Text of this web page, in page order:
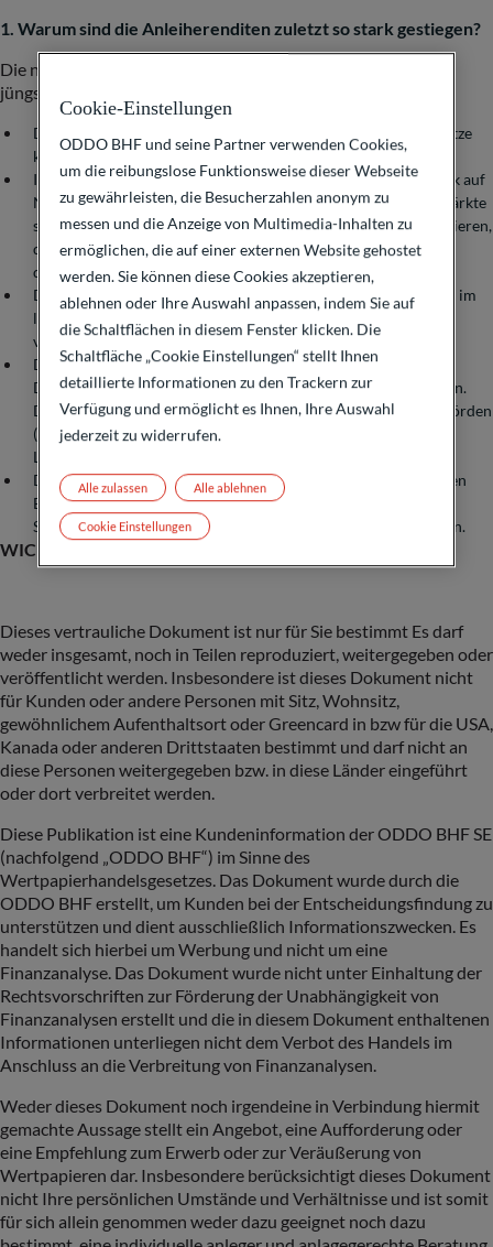
1. Warum sind die Anleiherenditen zuletzt so stark gestiegen?
Die nach unserer Einschätzung wichtigsten Gründe für den
jüngsten Renditeanstieg sind:
Die Notenbanken in den USA und Europa haben die Leitzinssätze
kräftig erhöht.
Insbesondere in den USA fiel die Bremswirkung der Geldpolitik auf
Nachfrage und Beschäftigung bisher gering aus. Die Arbeitsmärkte
sind weiter sehr fest. Die Federal Reserve und die EZB signalisieren,
dass die Leitzinssätze daher „für längere Zeithöher“ bleiben
dürften.
Die Marktteilnehmer erwarten mehrheitlich, dass die Inflation im
langfristigen Durchschnitt höher ausfallen wird als in den
vergangenen Jahren.
Das Angebot an Anleihen steigt infolge der hohen staatlichen
Defizite und des Abbaus der Anleihebestände der Notenbanken.
Die Nachfrage insbesondere der ausländischen Währungsbehörden
(China, Japan) hat sich gleichzeitig aufgrund
Leistungsbilanzüberschüsse verringert.
Die Laufzeitprämie (Ausgleich für die Risiken einer langfristigen
Bereitstellung von Kapital) ist aufgrund der hohen
Staatsverschuldung und vermehrter Haushaltsrisiken gestiegen.
WICHTIGE INFORMATION
Dieses vertrauliche Dokument ist nur für Sie bestimmt Es darf
weder insgesamt, noch in Teilen reproduziert, weitergegeben oder
veröffentlicht werden. Insbesondere ist dieses Dokument nicht
für Kunden oder andere Personen mit Sitz, Wohnsitz,
gewöhnlichem Aufenthaltsort oder Greencard in bzw für die USA,
Kanada oder anderen Drittstaaten bestimmt und darf nicht an
diese Personen weitergegeben bzw. in diese Länder eingeführt
oder dort verbreitet werden.
Diese Publikation ist eine Kundeninformation der ODDO BHF SE
(nachfolgend „ODDO BHF“) im Sinne des
Wertpapierhandelsgesetzes. Das Dokument wurde durch die
ODDO BHF erstellt, um Kunden bei der Entscheidungsfindung zu
unterstützen und dient ausschließlich Informationszwecken. Es
handelt sich hierbei um Werbung und nicht um eine
Finanzanalyse. Das Dokument wurde nicht unter Einhaltung der
Rechtsvorschriften zur Förderung der Unabhängigkeit von
Finanzanalysen erstellt und die in diesem Dokument enthaltenen
Informationen unterliegen nicht dem Verbot des Handels im
Anschluss an die Verbreitung von Finanzanalysen.
Weder dieses Dokument noch irgendeine in Verbindung hiermit
gemachte Aussage stellt ein Angebot, eine Aufforderung oder
eine Empfehlung zum Erwerb oder zur Veräußerung von
Wertpapieren dar. Insbesondere berücksichtigt dieses Dokument
nicht Ihre persönlichen Umstände und Verhältnisse und ist somit
für sich allein genommen weder dazu geeignet noch dazu
Cookie-Einstellungen
ODDO BHF und seine Partner verwenden Cookies,
um die reibungslose Funktionsweise dieser Webseite
zu gewährleisten, die Besucherzahlen anonym zu
messen und die Anzeige von Multimedia-Inhalten zu
ermöglichen, die auf einer externen Website gehostet
werden. Sie können diese Cookies akzeptieren,
ablehnen oder Ihre Auswahl anpassen, indem Sie auf
die Schaltflächen in diesem Fenster klicken. Die
Schaltfläche „Cookie Einstellungen“ stellt Ihnen
detaillierte Informationen zu den Trackern zur
Verfügung und ermöglicht es Ihnen, Ihre Auswahl
jederzeit zu widerrufen.
Alle ablehnen
Alle zulassen
Cookie Einstellungen